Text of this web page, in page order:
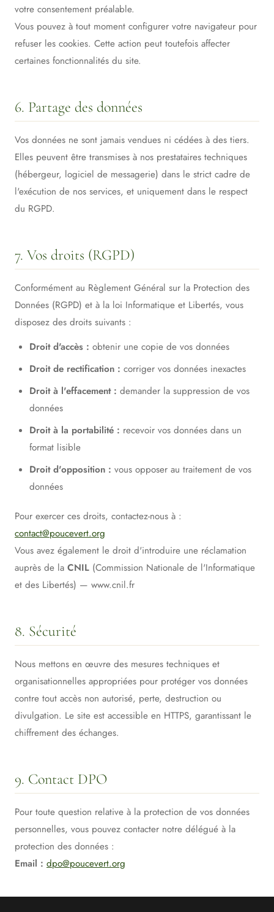
votre consentement préalable.
Vous pouvez à tout moment configurer votre navigateur pour
refuser les cookies. Cette action peut toutefois affecter
certaines fonctionnalités du site.
6. Partage des données
Vos données ne sont jamais vendues ni cédées à des tiers.
Elles peuvent être transmises à nos prestataires techniques
(hébergeur, logiciel de messagerie) dans le strict cadre de
l'exécution de nos services, et uniquement dans le respect
du RGPD.
7. Vos droits (RGPD)
Conformément au Règlement Général sur la Protection des
Données (RGPD) et à la loi Informatique et Libertés, vous
disposez des droits suivants :
Droit d'accès : obtenir une copie de vos données
Droit de rectification : corriger vos données inexactes
Droit à l'effacement : demander la suppression de vos
données
Droit à la portabilité : recevoir vos données dans un
format lisible
Droit d'opposition : vous opposer au traitement de vos
données
Pour exercer ces droits, contactez-nous à :
contact@poucevert.org
Vous avez également le droit d'introduire une réclamation
auprès de la CNIL (Commission Nationale de l'Informatique
et des Libertés) — www.cnil.fr
8. Sécurité
Nous mettons en œuvre des mesures techniques et
organisationnelles appropriées pour protéger vos données
contre tout accès non autorisé, perte, destruction ou
divulgation. Le site est accessible en HTTPS, garantissant le
chiffrement des échanges.
9. Contact DPO
Pour toute question relative à la protection de vos données
personnelles, vous pouvez contacter notre délégué à la
protection des données :
Email : dpo@poucevert.org